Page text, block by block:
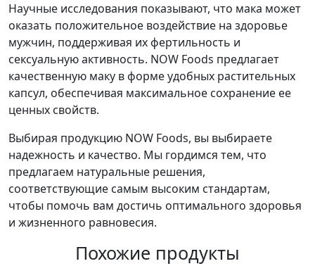
Научные исследования показывают, что мака может
оказать положительное воздействие на здоровье
мужчин, поддерживая их фертильность и
сексуальную активность. NOW Foods предлагает
качественную маку в форме удобных растительных
капсул, обеспечивая максимальное сохранение ее
ценных свойств.
Выбирая продукцию NOW Foods, вы выбираете
надежность и качество. Мы гордимся тем, что
предлагаем натуральные решения,
соответствующие самым высоким стандартам,
чтобы помочь вам достичь оптимального здоровья
и жизненного равновесия.
Похожие продукты